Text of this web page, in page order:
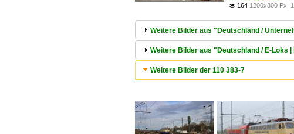
 164 1200x800 Px,
Weitere Bilder aus "Deutschland /
Weitere Bilder aus "Deutschland / E-
Weitere Bilder der 110 383-7